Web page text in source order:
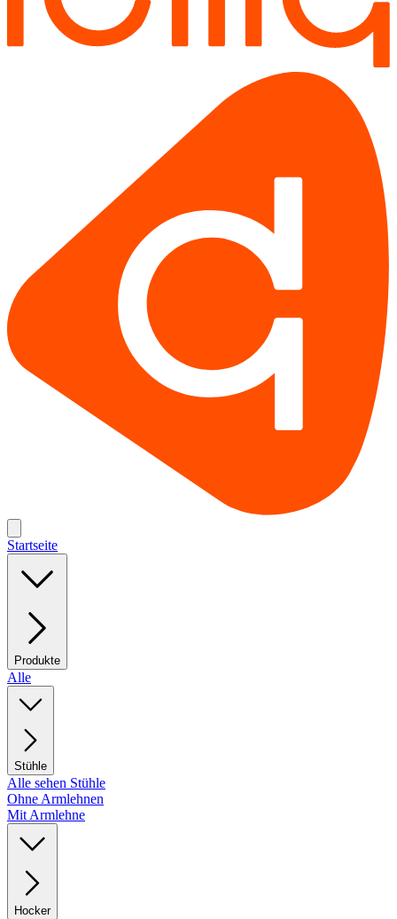
Startseite
Produkte
Alle
Stühle
Alle sehen Stühle
Ohne Armlehnen
Mit Armlehne
Hocker